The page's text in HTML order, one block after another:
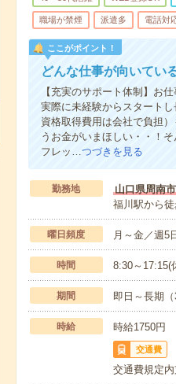
職場が禁煙 派遣多 電話対
ここがポイント！
どんな仕事が向いてい
【充実のサポート体制】お
実際に未経験からスタート
資格取得費用は会社で負担
うお金がいまほしい・・！
フレッ…つづきを見る
勤務地
山口県周南市
福川駅から
曜日頻度 月～金／週5
時間 8:30～17:15(
期間 即日～長期
時給 時給1750円
交通費
交通費規定